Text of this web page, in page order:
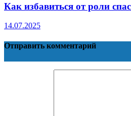
Как избавиться от роли
14.07.2025
Отправить комментарий